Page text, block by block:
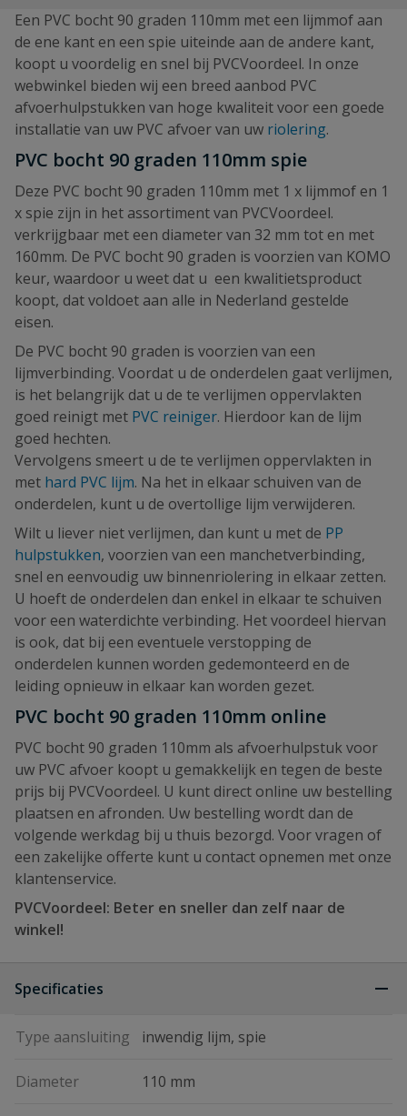
Een PVC bocht 90 graden 110mm met een lijmmof aan
de ene kant en een spie uiteinde aan de andere kant,
koopt u voordelig en snel bij PVCVoordeel. In onze
webwinkel bieden wij een breed aanbod PVC
afvoerhulpstukken van hoge kwaliteit voor een goede
installatie van uw PVC afvoer van uw riolering.
PVC bocht 90 graden 110mm spie
Deze PVC bocht 90 graden 110mm met 1 x lijmmof en 1
x spie zijn in het assortiment van PVCVoordeel.
verkrijgbaar met een diameter van 32 mm tot en met
160mm. De PVC bocht 90 graden is voorzien van KOMO
keur, waardoor u weet dat u een kwalitietsproduct
koopt, dat voldoet aan alle in Nederland gestelde
eisen.
De PVC bocht 90 graden is voorzien van een
lijmverbinding. Voordat u de onderdelen gaat verlijmen,
is het belangrijk dat u de te verlijmen oppervlakten
goed reinigt met PVC reiniger. Hierdoor kan de lijm
goed hechten.
Vervolgens smeert u de te verlijmen oppervlakten in
met hard PVC lijm. Na het in elkaar schuiven van de
onderdelen, kunt u de overtollige lijm verwijderen.
Wilt u liever niet verlijmen, dan kunt u met de PP
hulpstukken, voorzien van een manchetverbinding,
snel en eenvoudig uw binnenriolering in elkaar zetten.
U hoeft de onderdelen dan enkel in elkaar te schuiven
voor een waterdichte verbinding. Het voordeel hiervan
is ook, dat bij een eventuele verstopping de
onderdelen kunnen worden gedemonteerd en de
leiding opnieuw in elkaar kan worden gezet.
PVC bocht 90 graden 110mm online
PVC bocht 90 graden 110mm als afvoerhulpstuk voor
uw PVC afvoer koopt u gemakkelijk en tegen de beste
prijs bij PVCVoordeel. U kunt direct online uw bestelling
plaatsen en afronden. Uw bestelling wordt dan de
volgende werkdag bij u thuis bezorgd. Voor vragen of
een zakelijke offerte kunt u contact opnemen met onze
klantenservice.
PVCVoordeel: Beter en sneller dan zelf naar de
winkel!
Specificaties
Type aansluiting inwendig lijm, spie
Diameter 110 mm